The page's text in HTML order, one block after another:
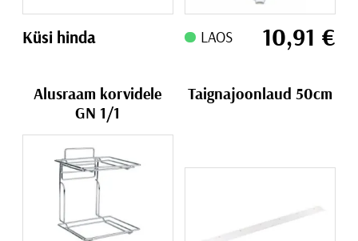
Küsi hinda LAOS 10,91 €
Alusraam korvidele
GN 1/1
Taignajoonlaud 50cm